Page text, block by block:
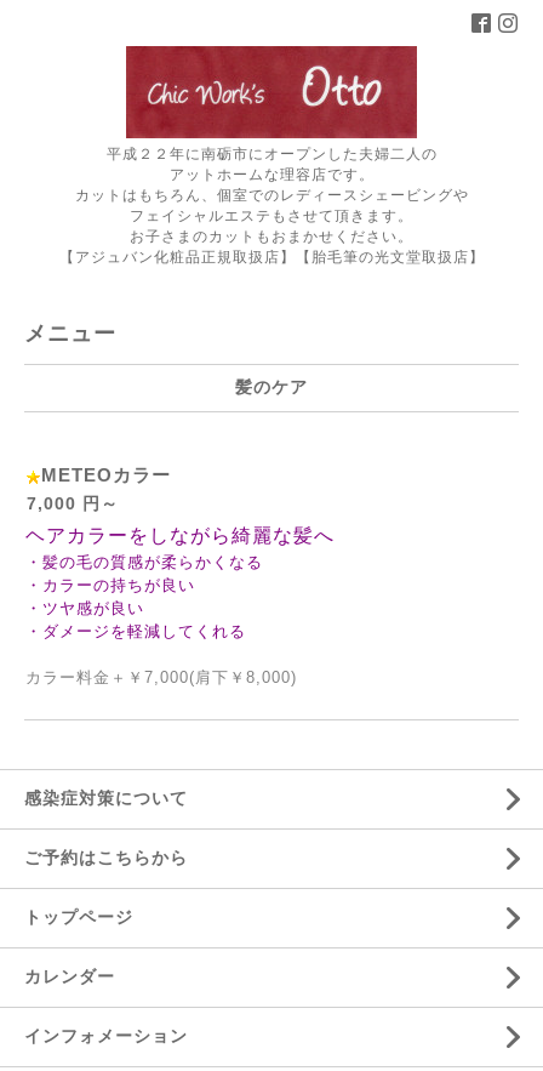
平成２２年に南砺市にオープンした夫婦二人の
アットホームな理容店です。
カットはもちろん、個室でのレディースシェービングや
フェイシャルエステもさせて頂きます。
お子さまのカットもおまかせください。
【アジュバン化粧品正規取扱店】【胎毛筆の光文堂取扱店】
メニュー
髪のケア
METEOカラー
7,000 円～
ヘアカラーをしながら綺麗な髪へ
・髪の毛の質感が柔らかくなる
・カラーの持ちが良い
・ツヤ感が良い
・ダメージを軽減してくれる
カラー料金＋￥7,000(肩下￥8,000)
感染症対策について
ご予約はこちらから
トップページ
カレンダー
インフォメーション